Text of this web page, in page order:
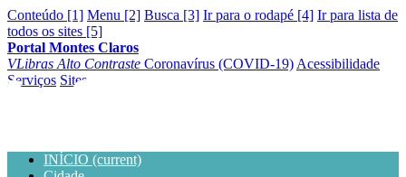
Conteúdo [1] Menu [2] Busca [3] Ir para o rodapé [4] Ir para lista de
todos os sites [5]
Portal Montes Claros
VLibras Alto Contraste Coronavírus (COVID-19) Acessibilidade
Serviços Sites
INÍCIO (current)